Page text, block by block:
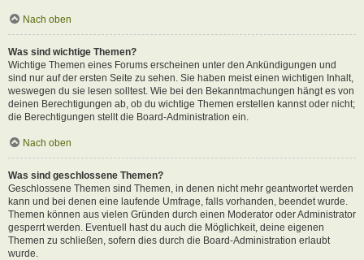
Nach oben
Was sind wichtige Themen?
Wichtige Themen eines Forums erscheinen unter den Ankündigungen und
sind nur auf der ersten Seite zu sehen. Sie haben meist einen wichtigen Inhalt,
weswegen du sie lesen solltest. Wie bei den Bekanntmachungen hängt es von
deinen Berechtigungen ab, ob du wichtige Themen erstellen kannst oder nicht;
die Berechtigungen stellt die Board-Administration ein.
Nach oben
Was sind geschlossene Themen?
Geschlossene Themen sind Themen, in denen nicht mehr geantwortet werden
kann und bei denen eine laufende Umfrage, falls vorhanden, beendet wurde.
Themen können aus vielen Gründen durch einen Moderator oder Administrator
gesperrt werden. Eventuell hast du auch die Möglichkeit, deine eigenen
Themen zu schließen, sofern dies durch die Board-Administration erlaubt
wurde.